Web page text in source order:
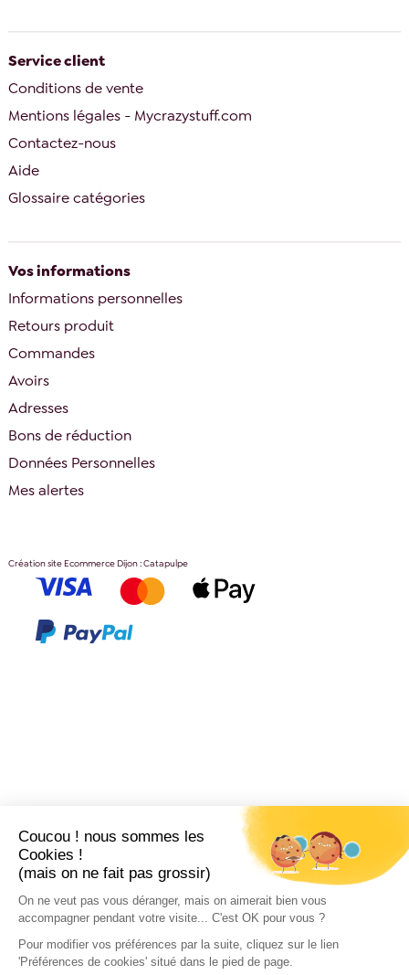
Coucou ! nous sommes les
Cookies !
(mais on ne fait pas grossir)
On ne veut pas vous déranger, mais on aimerait bien vous
accompagner pendant votre visite... C'est OK pour vous ?
Pour modifier vos préférences par la suite, cliquez sur le lien
'Préférences de cookies' situé dans le pied de page.
Service client
Conditions de vente
Mentions légales - Mycrazystuff.com
Contactez-nous
Aide
Glossaire catégories
Vos informations
Informations personnelles
Retours produit
Commandes
Avoirs
Adresses
Bons de réduction
Données Personnelles
Mes alertes
Création site Ecommerce Dijon : Catapulpe